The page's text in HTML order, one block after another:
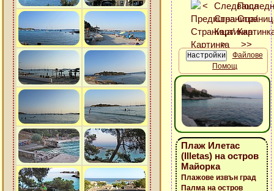
Файлове
Помощ
Плаж Илетас
(Illetas) на остров
Майорка
Плажове извън град
Палма на остров